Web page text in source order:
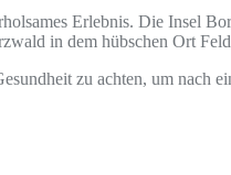
Erlebnis. Die Insel
in dem hübschen Ort
zu achten, um nach